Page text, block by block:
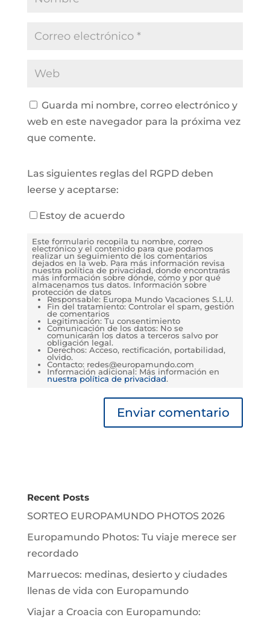
Guarda mi nombre, correo electrónico y
web en este navegador para la próxima vez
que comente.
Las siguientes reglas del RGPD deben
leerse y aceptarse:
Estoy de acuerdo
Este formulario recopila tu nombre, correo
electrónico y el contenido para que podamos
realizar un seguimiento de los comentarios
dejados en la web. Para más información revisa
nuestra política de privacidad, donde encontrarás
más información sobre dónde, cómo y por qué
almacenamos tus datos. Información sobre
protección de datos
Responsable: Europa Mundo Vacaciones S.L.U.
Fin del tratamiento: Controlar el spam, gestión
de comentarios
Legitimación: Tu consentimiento
Comunicación de los datos: No se
comunicarán los datos a terceros salvo por
obligación legal.
Derechos: Acceso, rectificación, portabilidad,
olvido.
Contacto: redes@europamundo.com
Información adicional: Más información en
nuestra política de privacidad.
Recent Posts
SORTEO EUROPAMUNDO PHOTOS 2026
Europamundo Photos: Tu viaje merece ser
recordado
Marruecos: medinas, desierto y ciudades
llenas de vida con Europamundo
Viajar a Croacia con Europamundo: